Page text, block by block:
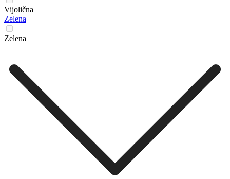
Vijolična
Zelena
Zelena